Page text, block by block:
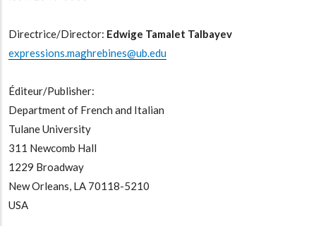
Directrice/Director: Edwige Tamalet Talbayev
expressions.maghrebines@ub.edu
Éditeur/Publisher:
Department of French and Italian
Tulane University
311 Newcomb Hall
1229 Broadway
New Orleans, LA 70118-5210
USA